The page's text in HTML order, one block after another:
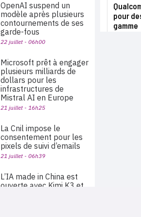
pour
gamme
OpenAI suspend un
modèle après plusieurs
contournements de ses
garde-fous
22 juillet - 06h00
Microsoft prêt à engager
plusieurs milliards de
dollars pour les
infrastructures de
Mistral AI en Europe
21 juillet - 16h25
La Cnil impose le
consentement pour les
pixels de suivi d’emails
21 juillet - 06h39
L’IA made in China est
ouverte avec Kimi K3 et